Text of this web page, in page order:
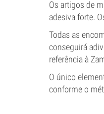
Os artigos de
adesiva forte.
Todas as
conseguirá
referência à
O único
conforme o